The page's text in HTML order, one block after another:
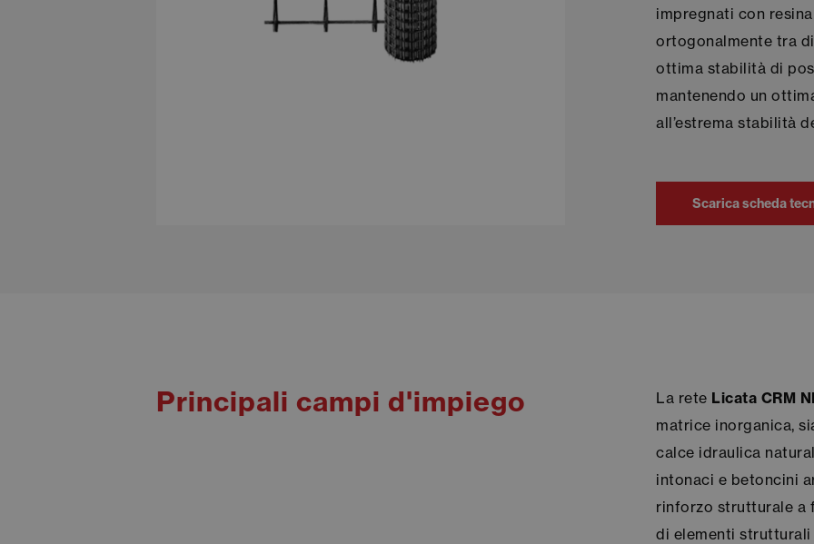
impregnati con
ortogonalmente tra
ottima stabilità di
mantenendo un
all’estrema stabilità
Scarica scheda
Principali campi d'impiego La rete Licata CRM
matrice inorganica,
calce idraulica
intonaci e betoncini
rinforzo strutturale a
di elementi